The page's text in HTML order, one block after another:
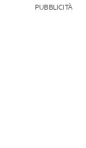
PUBBLICITÀ